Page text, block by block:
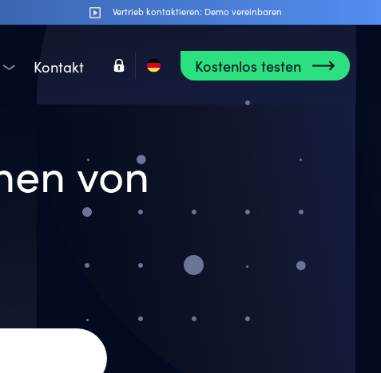
Vertrieb kontaktieren: Demo vereinbaren
Kontakt Kostenlos testen
von